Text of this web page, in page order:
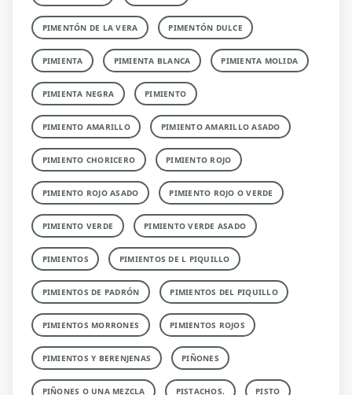
PIMENTÓN DE LA VERA PIMENTÓN DULCE
PIMIENTA PIMIENTA BLANCA PIMIENTA MOLIDA
PIMIENTA NEGRA PIMIENTO
PIMIENTO AMARILLO PIMIENTO AMARILLO ASADO
PIMIENTO CHORICERO PIMIENTO ROJO
PIMIENTO ROJO ASADO PIMIENTO ROJO O VERDE
PIMIENTO VERDE PIMIENTO VERDE ASADO
PIMIENTOS PIMIENTOS DE L PIQUILLO
PIMIENTOS DE PADRÓN PIMIENTOS DEL PIQUILLO
PIMIENTOS MORRONES PIMIENTOS ROJOS
PIMIENTOS Y BERENJENAS PIÑONES
PIÑONES O UNA MEZCLA PISTACHOS. PISTO